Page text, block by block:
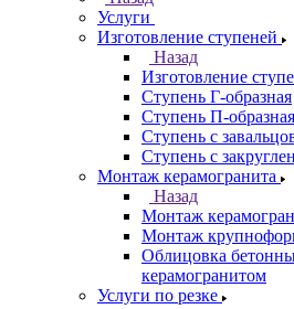
Услуги
Изготовление ступеней
Назад
Изготовление
Ступень Г-образная
Ступень П-образная
Ступень с
Ступень с
Монтаж керамогранита
Назад
Монтаж
Монтаж
Облицовка
керамогранитом
Услуги по резке